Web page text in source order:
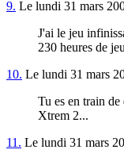
9. Le lundi 31 mars
J'ai le jeu
230 heures de
10. Le lundi 31 mars
Tu es en train
Xtrem 2...
11. Le lundi 31 mars